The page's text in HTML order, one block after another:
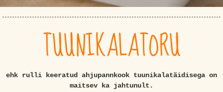
TUUNIKALATORU
ehk rulli keeratud ahjupannkook tuunikalatäidisega on
maitsev ka jahtunult.